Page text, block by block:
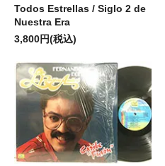
Todos Estrellas / Siglo 2 de
Nuestra Era
3,800円(税込)